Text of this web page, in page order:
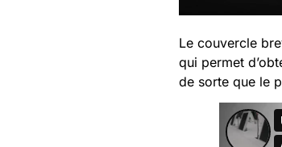
Le couvercle
qui permet
de sorte que le